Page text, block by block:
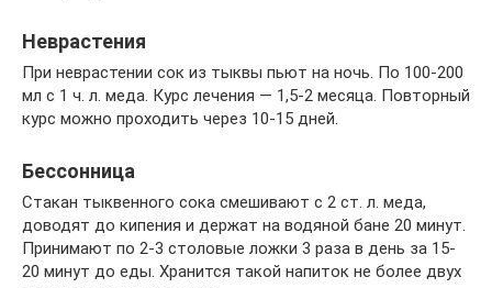
Неврастения
При неврастении сок из тыквы пьют на ночь. По 100-200
мл с 1 ч. л. меда. Курс лечения — 1,5-2 месяца. Повторный
курс можно проходить через 10-15 дней.
Бессонница
Стакан тыквенного сока смешивают с 2 ст. л. меда,
доводят до кипения и держат на водяной бане 20 минут.
Принимают по 2-3 столовые ложки 3 раза в день за 15-
20 минут до еды. Хранится такой напиток не более двух